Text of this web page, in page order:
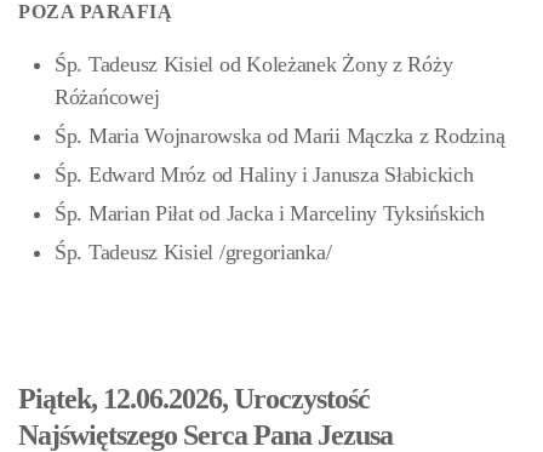
POZA PARAFIĄ
Śp. Tadeusz Kisiel od Koleżanek Żony z Róży
Różańcowej
Śp. Maria Wojnarowska od Marii Mączka z Rodziną
Śp. Edward Mróz od Haliny i Janusza Słabickich
Śp. Marian Piłat od Jacka i Marceliny Tyksińskich
Śp. Tadeusz Kisiel /gregorianka/
Piątek, 12.06.2026, Uroczystość
Najświętszego Serca Pana Jezusa